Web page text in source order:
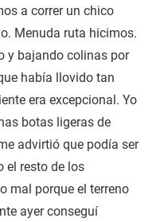
a correr un chico
Menuda ruta hicimos.
y bajando colinas por
había llovido tan
era excepcional. Yo
botas ligeras de
advirtió que podía ser
el resto de los
mal porque el terreno
ayer conseguí